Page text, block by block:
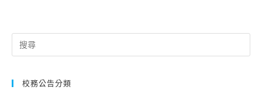
Search
for:
校務公告分類